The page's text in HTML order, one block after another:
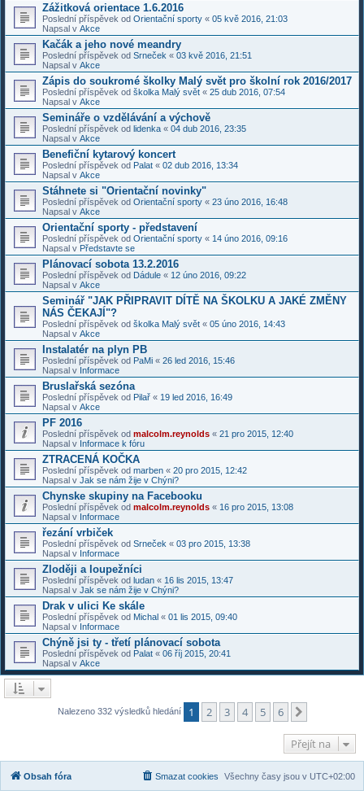
Zážitková orientace 1.6.2016
Poslední příspěvek od Orientační sporty « 05 kvě 2016, 21:03
Napsal v Akce
Kačák a jeho nové meandry
Poslední příspěvek od Srneček « 03 kvě 2016, 21:51
Napsal v Akce
Zápis do soukromé školky Malý svět pro školní rok 2016/2017
Poslední příspěvek od školka Malý svět « 25 dub 2016, 07:54
Napsal v Akce
Semináře o vzdělávání a výchově
Poslední příspěvek od lidenka « 04 dub 2016, 23:35
Napsal v Akce
Benefiční kytarový koncert
Poslední příspěvek od Palat « 02 dub 2016, 13:34
Napsal v Akce
Stáhnete si "Orientační novinky"
Poslední příspěvek od Orientační sporty « 23 úno 2016, 16:48
Napsal v Akce
Orientační sporty - představení
Poslední příspěvek od Orientační sporty « 14 úno 2016, 09:16
Napsal v Představte se
Plánovací sobota 13.2.2016
Poslední příspěvek od Dádule « 12 úno 2016, 09:22
Napsal v Akce
Seminář "JAK PŘIPRAVIT DÍTĚ NA ŠKOLKU A JAKÉ ZMĚNY
NÁS ČEKAJÍ"?
Poslední příspěvek od školka Malý svět « 05 úno 2016, 14:43
Napsal v Akce
Instalatér na plyn PB
Poslední příspěvek od PaMi « 26 led 2016, 15:46
Napsal v Informace
Bruslařská sezóna
Poslední příspěvek od Pilař « 19 led 2016, 16:49
Napsal v Akce
PF 2016
Poslední příspěvek od malcolm.reynolds « 21 pro 2015, 12:40
Napsal v Informace k fóru
ZTRACENÁ KOČKA
Poslední příspěvek od marben « 20 pro 2015, 12:42
Napsal v Jak se nám žije v Chýni?
Chynske skupiny na Facebooku
Poslední příspěvek od malcolm.reynolds « 16 pro 2015, 13:08
Napsal v Informace
řezání vrbiček
Poslední příspěvek od Srneček « 03 pro 2015, 13:38
Napsal v Informace
Zloději a loupežníci
Poslední příspěvek od ludan « 16 lis 2015, 13:47
Napsal v Jak se nám žije v Chýni?
Drak v ulici Ke skále
Poslední příspěvek od Michal « 01 lis 2015, 09:40
Napsal v Informace
Chýně jsi ty - třetí plánovací sobota
Poslední příspěvek od Palat « 06 říj 2015, 20:41
Napsal v Akce
Nalezeno 332 výsledků hledání 1 2 3 4 5 6
Přejít na
Obsah fóra Všechny časy jsou v UTC+02:00
Smazat cookies